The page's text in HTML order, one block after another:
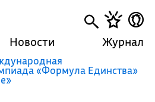
Новости Журнал
«Формула Единства»